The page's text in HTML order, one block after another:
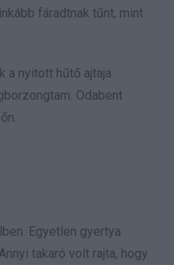
fáradtnak tűnt, mint
a nyitott hűtő ajtaja
Odabent
Egyetlen gyertya
takaró volt rajta, hogy